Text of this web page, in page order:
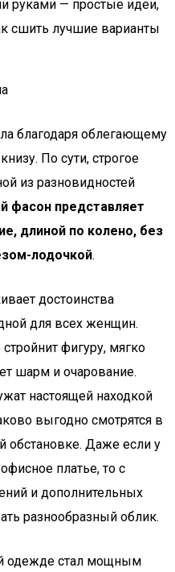
руками — простые идеи,
сшить лучшие варианты
благодаря облегающему
По сути, строгое
из разновидностей
фасон представляет
длиной по колено, без
лодочкой.
достоинства
для всех женщин.
фигуру, мягко
шарм и очарование.
настоящей находкой
выгодно смотрятся в
обстановке. Даже если у
платье, то с
и дополнительных
разнообразный облик.
одежде стал мощным